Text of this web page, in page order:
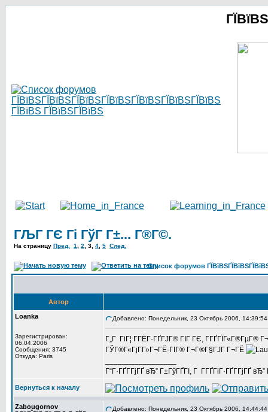
ГЉГ ГЄ Гі ГўГ Г±... Г®Г©.
На страницу Пред. 1 2 3 4 5 След.
Список форумов
Автор
Loanka
Зарегистрирован:
06.04.2006
Сообщения: 3745
Откуда: Paris
Добавлено: Понедельник, 23 Октябрь 2006, 14:39:54
Г„Г ГіГ¦ Г­ГЁГ·ГҐГЈГ® ГІГ ГЄ, Г­ГҐГЇГ«Г®ГµГ®
ГЎГ®Г«ГјГ­Г»Г¬ГЁ-ГІГ® Г¬Г®Г§ГЈГ Г¬ГЁ
Г“Г·ГҐГ­ГјГҐ вЂ” Г±ГўГҐГІ, Г Г­ГҐГіГ·ГҐГ­ГјГҐ
Вернуться к началу
Zabougornov Добавлено: Понедельник, 23 Октябрь 2006, 14:44:44